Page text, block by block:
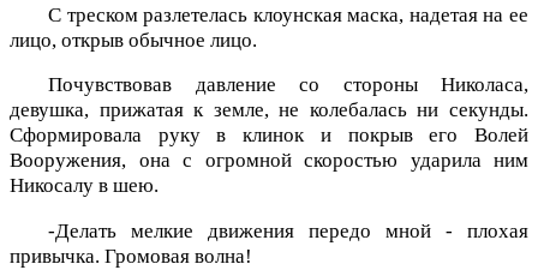
С треском разлетелась клоунская маска, надетая на ее
лицо, открыв обычное лицо.
Почувствовав давление со стороны Николаса,
девушка, прижатая к земле, не колебалась ни секунды.
Сформировала руку в клинок и покрыв его Волей
Вооружения, она с огромной скоростью ударила ним
Никосалу в шею.
-Делать мелкие движения передо мной - плохая
привычка. Громовая волна!